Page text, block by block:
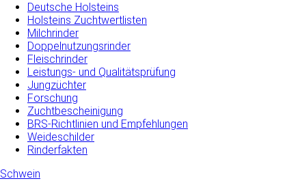
Deutsche Holsteins
Holsteins Zuchtwertlisten
Milchrinder
Doppelnutzungsrinder
Fleischrinder
Leistungs- und Qualitätsprüfung
Jungzüchter
Forschung
Zuchtbescheinigung
BRS-Richtlinien und Empfehlungen
Weideschilder
Rinderfakten
Schwein